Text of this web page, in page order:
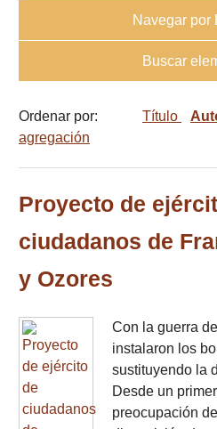
Navegar por
Buscar
Ordenar por: Título
agregación
Proyecto de
ciudadanos de
y Ozores
Con la guerra
instalaron los
sustituyendo la
Desde un
preocupación